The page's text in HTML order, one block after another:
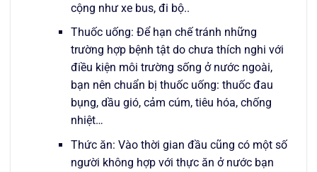
cộng như xe bus, đi bộ..
Thuốc uống: Để hạn chế tránh những
trường hợp bệnh tật do chưa thích nghi với
điều kiện môi trường sống ở nước ngoài,
bạn nên chuẩn bị thuốc uống: thuốc đau
bụng, dầu gió, cảm cúm, tiêu hóa, chống
nhiệt…
Thức ăn: Vào thời gian đầu cũng có một số
người không hợp với thực ăn ở nước bạn